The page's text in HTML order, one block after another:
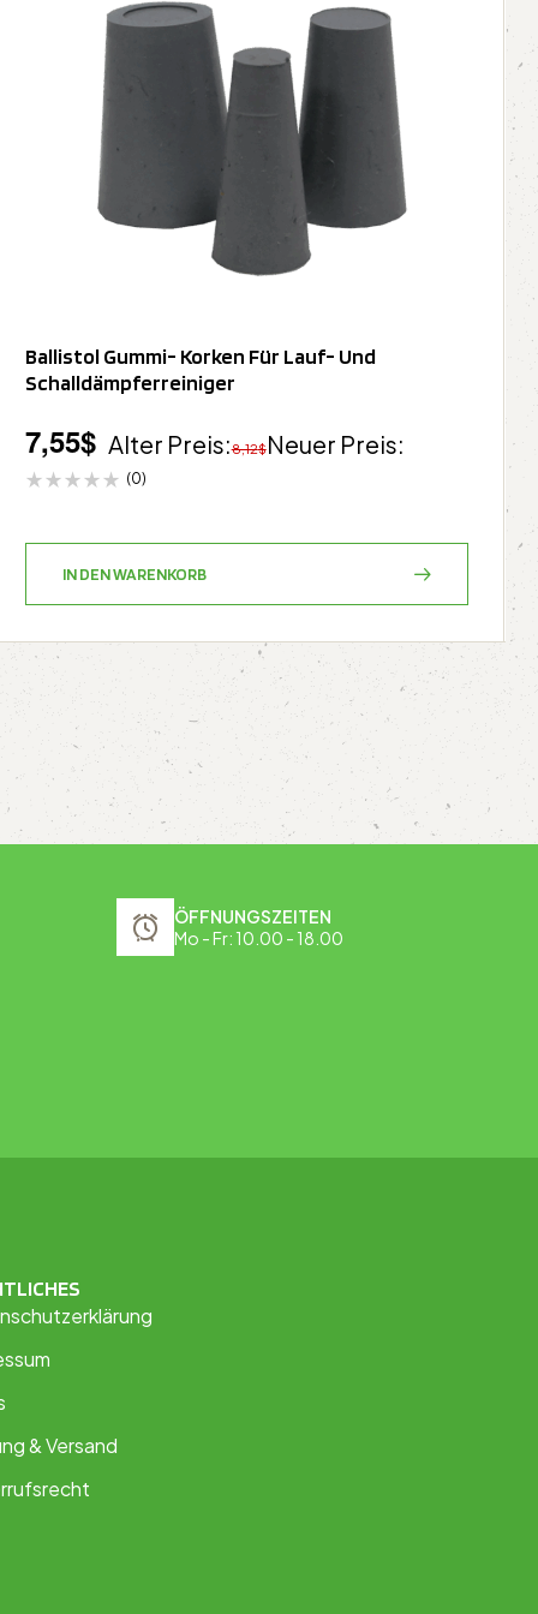
Ballistol Gummi- Korken Für Lauf- Und
Schalldämpferreiniger
Alter Preis:8,12$Neuer Preis:
7,55$
(0)
IN DEN WARENKORB
ÖFFNUNGSZEITEN
Mo - Fr: 10.00 - 18.00
& Versand